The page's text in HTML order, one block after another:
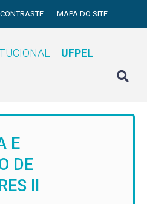
CONTRASTE MAPA DO SITE
UFPEL
E
DE
II